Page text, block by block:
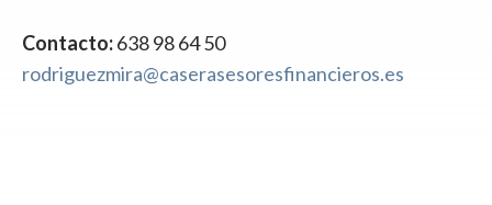
Contacto:638 98 64 50
rodriguezmira@caserasesoresfinancieros.es